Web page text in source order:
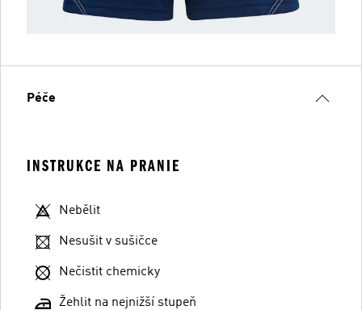
Péče
INSTRUKCE NA PRANIE
Nebělit
Nesušit v sušičce
Nečistit chemicky
Žehlit na nejnižší stupeň